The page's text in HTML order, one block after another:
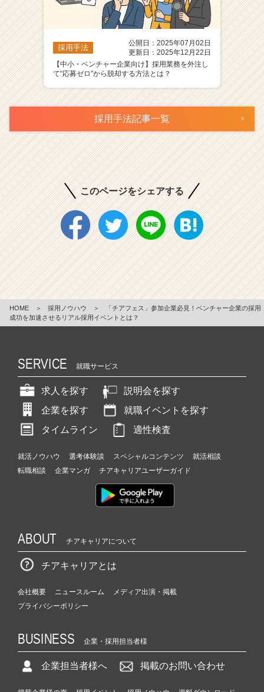
採用手法
公開日：2025年07月02日
更新日：2025年12月22日
【中小・ベンチャー企業向け】採用業務を外注し
て“応募ゼロ”から脱却する方法とは？
採用手法記事一覧
このページをシェアする
HOME ＞ 採用ノウハウ ＞
「チアフェス」参加企業必見！ベンチャー企業の採用
成功を加速させるリアル採用イベントとは？
SERVICE 就職サービス
求人を探す
説明会を探す
企業を探す
就職イベントを探す
タイムライン
適性検査
就活ノウハウ 選考体験談 スペシャルコンテンツ
就活相談
転職相談
企業マンガ チアキャリアユーザーガイド
ABOUT チアキャリアについて
チアキャリアとは
会社概要 ニュースルーム
メディア出演・掲載
プライバシーポリシー
BUSINESS 企業・採用担当者様
企業担当者様へ 掲載のお問い合わせ